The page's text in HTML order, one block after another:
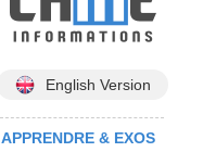
English Version
APPRENDRE & EXOS